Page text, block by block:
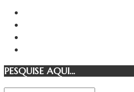
PESQUISE AQUI…